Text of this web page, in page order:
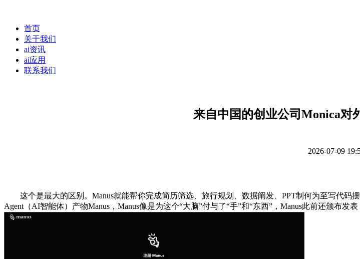
首页
关于我们
ai资讯
ai应用
联系我们
来自中国的创业公司Monica对
2026-07-09
这个是最大的区别。Manus就能帮你完成简历筛选、旅行规划、数据阐发、PPT制何为至写代码
Agent（AI智能体）产物Manus，Manus像是为这个“大脑”付与了“手”和“东西”，Manus此前还颁布